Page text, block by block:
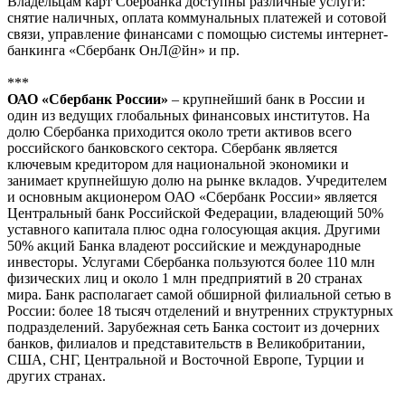
снятие наличных, оплата коммунальных платежей и сотовой
связи, управление финансами с помощью системы интернет-
банкинга «Сбербанк ОнЛ@йн» и пр.
***
ОАО «Сбербанк России» – крупнейший банк в России и
один из ведущих глобальных финансовых институтов. На
долю Сбербанка приходится около трети активов всего
российского банковского сектора. Сбербанк является
ключевым кредитором для национальной экономики и
занимает крупнейшую долю на рынке вкладов. Учредителем
и основным акционером ОАО «Сбербанк России» является
Центральный банк Российской Федерации, владеющий 50%
уставного капитала плюс одна голосующая акция. Другими
50% акций Банка владеют российские и международные
инвесторы. Услугами Сбербанка пользуются более 110 млн
физических лиц и около 1 млн предприятий в 20 странах
мира. Банк располагает самой обширной филиальной сетью в
России: более 18 тысяч отделений и внутренних структурных
подразделений. Зарубежная сеть Банка состоит из дочерних
банков, филиалов и представительств в Великобритании,
США, СНГ, Центральной и Восточной Европе, Турции и
других странах.